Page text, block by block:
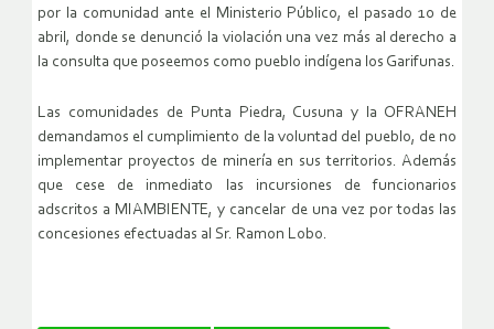
por la comunidad ante el Ministerio Público, el pasado 10 de
abril, donde se denunció la violación una vez más al derecho a
la consulta que poseemos como pueblo indígena los Garifunas.
Las comunidades de Punta Piedra, Cusuna y la OFRANEH
demandamos el cumplimiento de la voluntad del pueblo, de no
implementar proyectos de minería en sus territorios. Además
que cese de inmediato las incursiones de funcionarios
adscritos a MIAMBIENTE, y cancelar de una vez por todas las
concesiones efectuadas al Sr. Ramon Lobo.